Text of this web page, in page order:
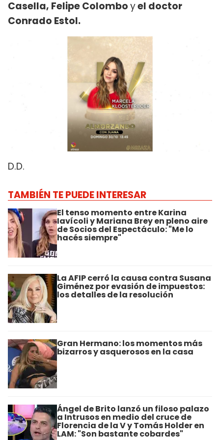
Casella, Felipe Colomboyel doctor
Conrado Estol.
D.D.
TAMBIÉN TE PUEDE INTERESAR
El tenso momento entre Karina
Iavícoli y Mariana Brey en pleno aire
de Socios del Espectáculo: "Me lo
hacés siempre"
La AFIP cerró la causa contra Susana
Giménez por evasión de impuestos:
los detalles de la resolución
Gran Hermano: los momentos más
bizarros y asquerosos en la casa
Ángel de Brito lanzó un filoso palazo
a Intrusos en medio del cruce de
Florencia de la V y Tomás Holder en
LAM: "Son bastante cobardes"